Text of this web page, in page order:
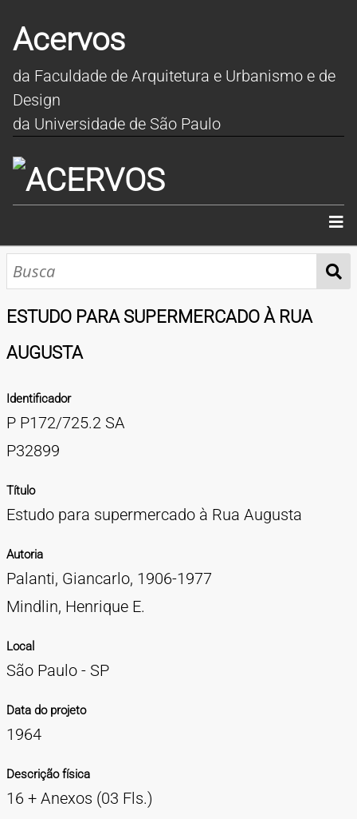
Acervos
da Faculdade de Arquitetura e Urbanismo e de
Design
da Universidade de São Paulo
INÍCIO
CONTATOS
EXPEDIENTE
ESTUDO PARA SUPERMERCADO À RUA
AUGUSTA
Identificador
P P172/725.2 SA
P32899
Título
Estudo para supermercado à Rua Augusta
Autoria
Palanti, Giancarlo, 1906-1977
Mindlin, Henrique E.
Local
São Paulo - SP
Data do projeto
1964
Descrição física
16 + Anexos (03 Fls.)